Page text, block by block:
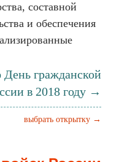
составной
и обеспечения
День гражданской
в 2018 году →
выбрать открытку →